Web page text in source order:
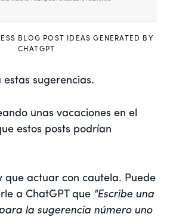
BLOG POST IDEAS GENERATED BY
CHATGPT
estas sugerencias.
unas vacaciones en el
estos posts podrían
que actuar con cautela. Puede
a ChatGPT que "Escribe una
la sugerencia número uno